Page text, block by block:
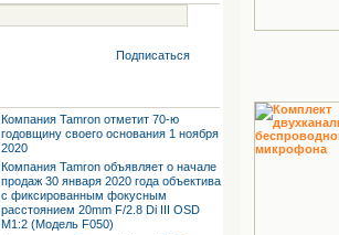
Подписаться
Компания Tamron отметит 70-ю
годовщину своего основания 1 ноября
2020
Компания Tamron объявляет о начале
продаж 30 января 2020 года объектива
с фиксированным фокусным
расстоянием 20mm F/2.8 Di III OSD
M1:2 (Модель F050)